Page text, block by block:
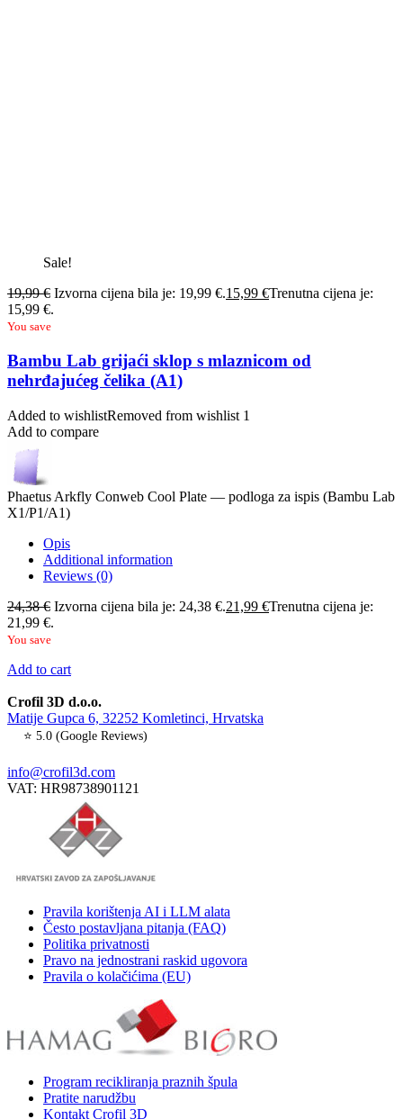
Sale!
19,99€ Izvorna cijena bila je: 19,99 €.15,99 €Trenutna cijena je:
15,99 €.
You save
Bambu Lab grijaći sklop s mlaznicom od
nehrđajućeg čelika (A1)
Added to wishlistRemoved from wishlist 1
Add to compare
Phaetus Arkfly Conweb Cool Plate — podloga za ispis (Bambu Lab
X1/P1/A1)
Opis
Additional information
Reviews (0)
24,38€ Izvorna cijena bila je: 24,38 €.21,99 €Trenutna cijena je:
21,99 €.
You save
Add to cart
Crofil 3D d.o.o.
Matije Gupca 6, 32252 Komletinci, Hrvatska
⭐ 5.0 (Google Reviews)
info@crofil3d.com
VAT: HR98738901121
Pravila korištenja AI i LLM alata
Često postavljana pitanja (FAQ)
Politika privatnosti
Pravo na jednostrani raskid ugovora
Pravila o kolačićima (EU)
Program recikliranja praznih špula
Pratite narudžbu
Kontakt Crofil 3D